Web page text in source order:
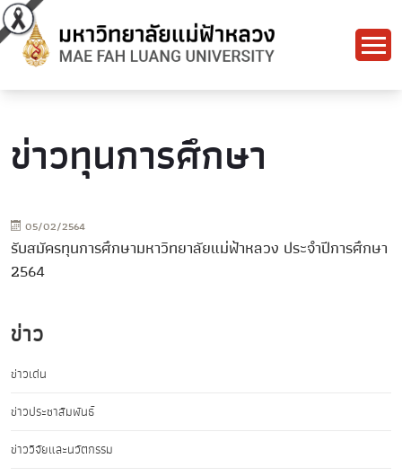
ข่าวทุนการศึกษา
05/02/2564
รับสมัครทุนการศึกษามหาวิทยาลัยแม่ฟ้าหลวง ประจำปีการศึกษา
2564
ข่าว
ข่าวเด่น
ข่าวประชาสัมพันธ์
ข่าววิจัยและนวัตกรรม